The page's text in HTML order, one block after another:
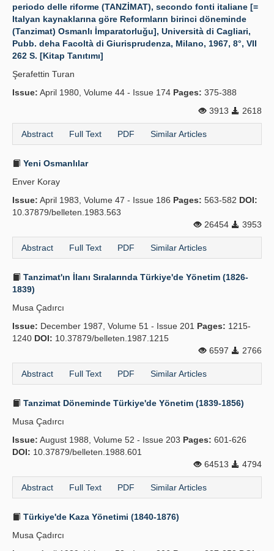
periodo delle riforme (TANZİMAT), secondo fonti italiane [=
Italyan kaynaklarına göre Reformların birinci döneminde
(Tanzimat) Osmanlı İmparatorluğu], Università di Cagliari,
Pubb. deha Facoltà di Giurisprudenza, Milano, 1967, 8°, VII
262 S. [Kitap Tanıtımı]
Şerafettin Turan
Issue: April 1980, Volume 44 - Issue 174 Pages: 375-388
3913
2618
Abstract Full Text PDF Similar Articles
Yeni Osmanlılar
Enver Koray
Issue: April 1983, Volume 47 - Issue 186 Pages: 563-582 DOI:
10.37879/belleten.1983.563
26454
3953
Abstract Full Text PDF Similar Articles
Tanzimat'ın İlanı Sıralarında Türkiye'de Yönetim (1826-
1839)
Musa Çadırcı
Issue: December 1987, Volume 51 - Issue 201 Pages: 1215-
1240 DOI: 10.37879/belleten.1987.1215
6597
2766
Abstract Full Text PDF Similar Articles
Tanzimat Döneminde Türkiye'de Yönetim (1839-1856)
Musa Çadırcı
Issue: August 1988, Volume 52 - Issue 203 Pages: 601-626
DOI: 10.37879/belleten.1988.601
64513
4794
Abstract Full Text PDF Similar Articles
Türkiye'de Kaza Yönetimi (1840-1876)
Musa Çadırcı